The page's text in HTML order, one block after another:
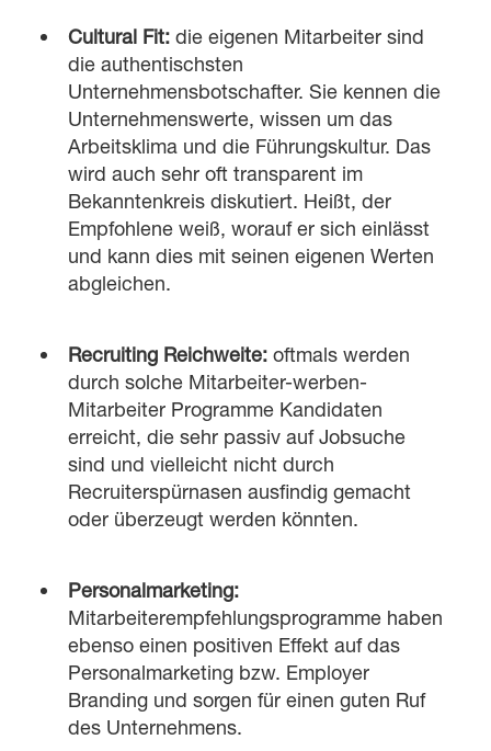
Cultural Fit: die eigenen Mitarbeiter sind
die authentischsten
Unternehmensbotschafter. Sie kennen die
Unternehmenswerte, wissen um das
Arbeitsklima und die Führungskultur. Das
wird auch sehr oft transparent im
Bekanntenkreis diskutiert. Heißt, der
Empfohlene weiß, worauf er sich einlässt
und kann dies mit seinen eigenen Werten
abgleichen.
Recruiting Reichweite: oftmals werden
durch solche Mitarbeiter-werben-
Mitarbeiter Programme Kandidaten
erreicht, die sehr passiv auf Jobsuche
sind und vielleicht nicht durch
Recruiterspürnasen ausfindig gemacht
oder überzeugt werden könnten.
Personalmarketing:
Mitarbeiterempfehlungsprogramme haben
ebenso einen positiven Effekt auf das
Personalmarketing bzw. Employer
Branding und sorgen für einen guten Ruf
des Unternehmens.